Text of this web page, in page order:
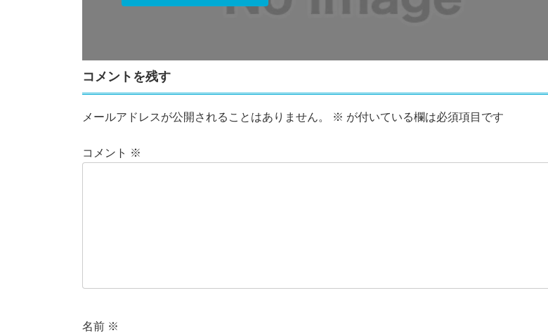
コメントを残す
メールアドレスが公開されることはありません。 ※ が付いている欄は必須項目です
コメント ※
名前 ※